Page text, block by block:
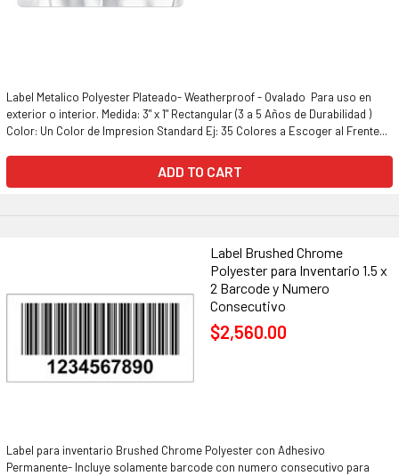
Label Metalico Polyester Plateado- Weatherproof - Ovalado Para uso en
exterior o interior. Medida: 3" x 1" Rectangular (3 a 5 Años de Durabilidad )
Color: Un Color de Impresion Standard Ej: 35 Colores a Escoger al Frente...
ADD TO CART
Label Brushed Chrome
Polyester para Inventario 1.5 x
2 Barcode y Numero
Consecutivo
$2,560.00
Label para inventario Brushed Chrome Polyester con Adhesivo
Permanente- Incluye solamente barcode con numero consecutivo para